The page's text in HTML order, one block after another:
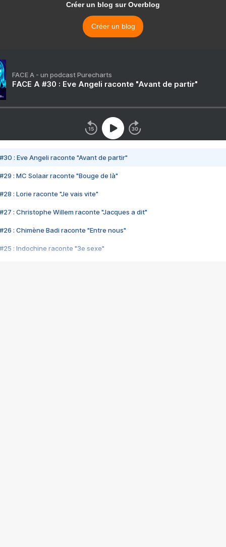
Créer un blog sur Overblog
Créer un blog
FACE A - un podcast Purecharts
FACE A #30 : Eve Angeli raconte "Avant de partir"
#30 : Eve Angeli raconte "Avant de partir"
#29 : MC Solaar raconte "Bouge de là"
#28 : Lorie raconte "Je vais vite"
#27 : Christophe Willem raconte "Jacques a dit"
#26 : Chimène Badi raconte "Entre nous"
#25 : Indochine raconte "3e sexe"